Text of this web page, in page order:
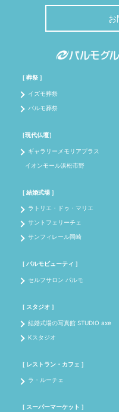
お
［ 葬祭 ］
イズモ葬祭
パルモ葬祭
［現代仏壇］
ギャラリーメモリアプラス
イオンモール浜松市野
［ 結婚式場 ］
ラトリエ・ドゥ・マリエ
サントフェリーチェ
サンフィレール岡崎
［ パルモビューティ ］
セルフサロン パルモ
［ スタジオ ］
結婚式場の写真館 STUDIO axe
Kスタジオ
［ レストラン・カフェ ］
ラ・ルーチェ
［ スーパーマーケット ］